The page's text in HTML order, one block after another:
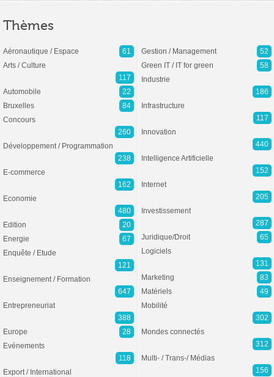
Thèmes
Aéronautique / Espace
61
Arts / Culture
117
Automobile
22
Bruxelles
84
Concours
260
Développement / Programmation
238
E-commerce
162
Economie
480
Edition
20
Energie
67
Enquête / Etude
121
Enseignement / Formation
647
Entrepreneuriat
388
Europe
28
Evénements
118
Export / International
Gestion / Management
52
Green IT / IT for green
58
Industrie
186
Infrastructure
117
Innovation
440
Intelligence Artificielle
152
Internet
205
Investissement
287
Juridique/Droit
65
Logiciels
131
Marketing
83
Matériels
49
Mobilité
302
Mondes connectés
312
Multi- / Trans-/ Médias
156